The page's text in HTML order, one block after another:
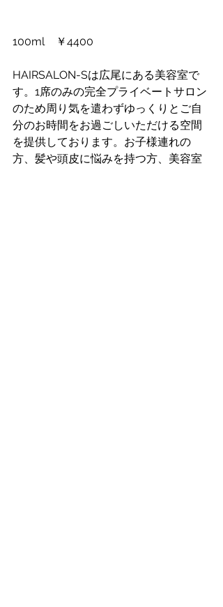
100ml　￥4400
HAIRSALON-Sは広尾にある美容室で
す。1席のみの完全プライベートサロン
のため周り気を遣わずゆっくりとご自
分のお時間をお過ごしいただける空間
を提供しております。お子様連れの
方、髪や頭皮に悩みを持つ方、美容室